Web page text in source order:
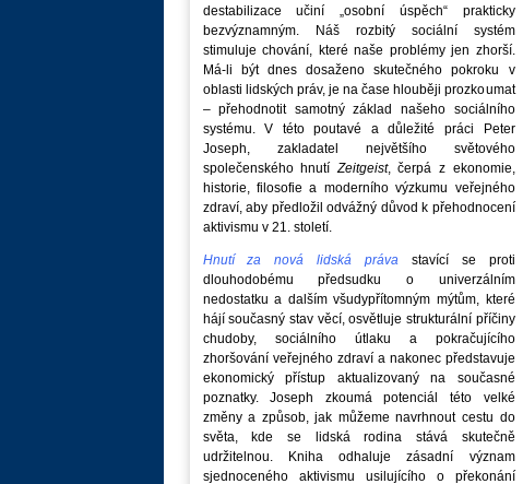
destabilizace učiní „osobní úspěch“ prakticky
bezvýznamným. Náš rozbitý sociální systém
stimuluje chování, které naše problémy jen zhorší.
Má-li být dnes dosaženo skutečného pokroku v
oblasti lidských práv, je na čase hlouběji prozkoumat
– přehodnotit samotný základ našeho sociálního
systému. V této poutavé a důležité práci Peter
Joseph, zakladatel největšího světového
společenského hnutí Zeitgeist, čerpá z ekonomie,
historie, filosofie a moderního výzkumu veřejného
zdraví, aby předložil odvážný důvod k přehodnocení
aktivismu v 21. století.
Hnutí za nová lidská práva stavící se proti
dlouhodobému předsudku o univerzálním
nedostatku a dalším všudypřítomným mýtům, které
hájí současný stav věcí, osvětluje strukturální příčiny
chudoby, sociálního útlaku a pokračujícího
zhoršování veřejného zdraví a nakonec představuje
ekonomický přístup aktualizovaný na současné
poznatky. Joseph zkoumá potenciál této velké
změny a způsob, jak můžeme navrhnout cestu do
světa, kde se lidská rodina stává skutečně
udržitelnou. Kniha odhaluje zásadní význam
sjednoceného aktivismu usilujícího o překonání